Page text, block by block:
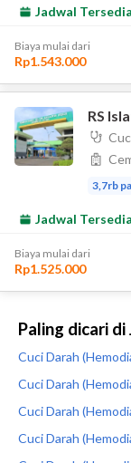
Paling dicari di
Cuci Darah
Cuci Darah
Cuci Darah
Cuci Darah